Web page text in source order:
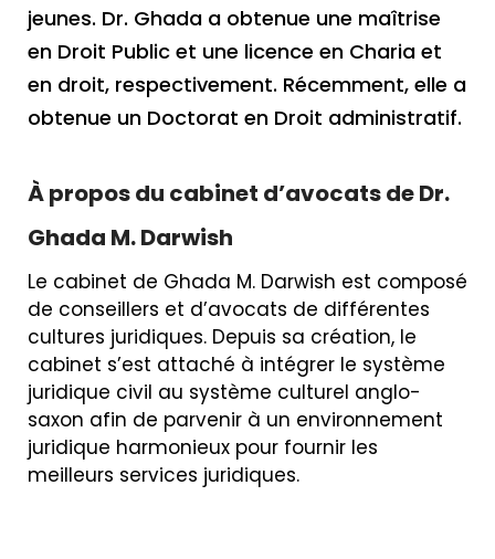
jeunes. Dr. Ghada a obtenue une maîtrise
en Droit Public et une licence en Charia et
en droit, respectivement. Récemment, elle a
obtenue un Doctorat en Droit administratif.
À propos du cabinet d’avocats de Dr.
Ghada M. Darwish
Le cabinet de Ghada M. Darwish est composé
de conseillers et d’avocats de différentes
cultures juridiques. Depuis sa création, le
cabinet s’est attaché à intégrer le système
juridique civil au système culturel anglo-
saxon afin de parvenir à un environnement
juridique harmonieux pour fournir les
meilleurs services juridiques.